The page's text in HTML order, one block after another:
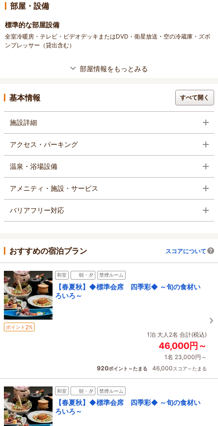
部屋・設備
標準的な部屋設備
全室冷暖房・テレビ・ビデオデッキまたはDVD・衛星放送・空の冷蔵庫・ズボ
ンプレッサー（貸出含む）
部屋情報をもっとみる
基本情報 すべて開く
施設詳細
アクセス・パーキング
温泉・浴場設備
アメニティ・施設・サービス
バリアフリー対応
おすすめの宿泊プラン スコアについて
和室 朝・夕 禁煙ルーム
【春夏秋】◆標準会席 四季彩◆ ～旬の食材い
ろいろ～
ポイント 2%
1泊 大人2名 合計(税込)
46,000円～
1名 23,000円～
920ポイント～たまる 46,000スコア～たまる
和室 朝・夕 禁煙ルーム
【春夏秋】◆標準会席 四季彩◆ ～旬の食材い
ろいろ～